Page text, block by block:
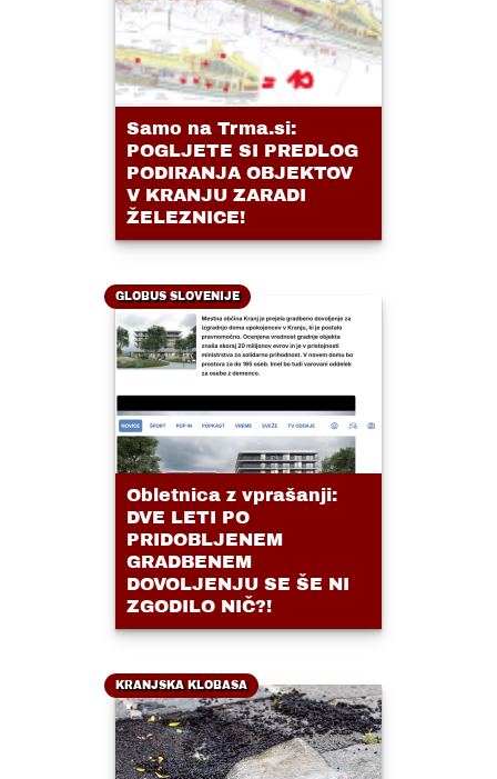
Samo na Trma.si:
POGLJETE SI PREDLOG
PODIRANJA OBJEKTOV
V KRANJU ZARADI
ŽELEZNICE!
GLOBUS SLOVENIJE
Obletnica z vprašanji:
DVE LETI PO
PRIDOBLJENEM
GRADBENEM
DOVOLJENJU SE ŠE NI
ZGODILO NIČ?!
KRANJSKA KLOBASA